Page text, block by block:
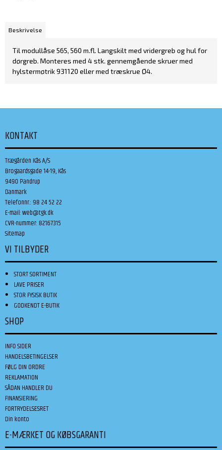
Beskrivelse
Til modullåse 565, 560 m.fl. Langskilt med vridergreb og hul for
dørgreb. Monteres med 4 stk. gennemgående skruer med
hylstermøtrik 931120 eller med træskrue Ø4.
KONTAKT
Trægården Kås A/S
Brogaardsgade 14-19, Kås
9490 Pandrup
Danmark
Telefonnr.: 98 24 52 22
E-mail:web@tgk.dk
CVR-nummer: 82167315
Sitemap
VI TILBYDER
STORT SORTIMENT
LAVE PRISER
STOR FYSISK BUTIK
GODKENDT E-BUTIK
SHOP
INFO SIDER
HANDELSBETINGELSER
FØLG DIN ORDRE
REKLAMATION
SÅDAN HANDLER DU
FINANSIERING
FORTRYDELSESRET
Din konto
E-MÆRKET OG KØBSGARANTI